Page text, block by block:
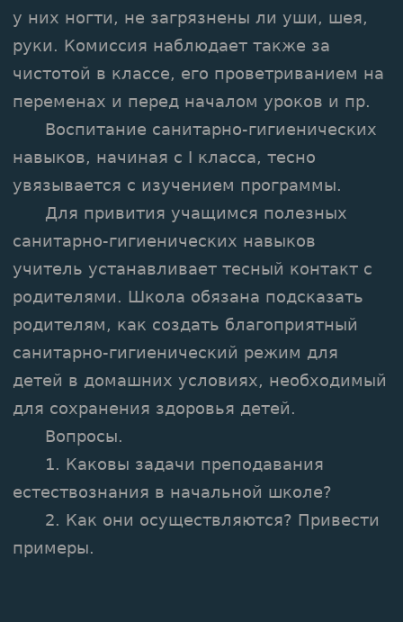
у них ногти, не загрязнены ли уши, шея,
руки. Комиссия наблюдает также за
чистотой в классе, его проветриванием на
переменах и перед началом уроков и пр.
Воспитание санитарно-гигиенических
навыков, начиная с I класса, тесно
увязывается с изучением программы.
Для привития учащимся полезных
санитарно-гигиенических навыков
учитель устанавливает тесный контакт с
родителями. Школа обязана подсказать
родителям, как создать благоприятный
санитарно-гигиенический режим для
детей в домашних условиях, необходимый
для сохранения здоровья детей.
Вопросы.
1. Каковы задачи преподавания
естествознания в начальной школе?
2. Как они осуществляются? Привести
примеры.